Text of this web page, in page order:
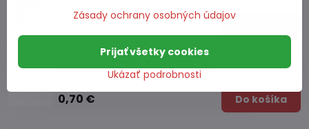
Cukríky Crown jahodové 29g
0,70 € Do košíka
Zásady ochrany osobných údajov
Ukázať podrobnosti
Prijať všetky cookies